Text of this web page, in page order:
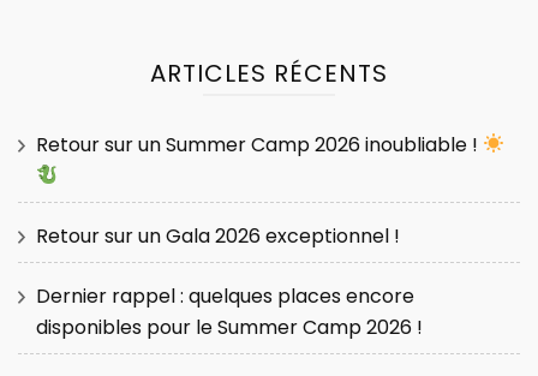
ARTICLES RÉCENTS
Retour sur un Summer Camp 2026 inoubliable !
Retour sur un Gala 2026 exceptionnel !
Dernier rappel : quelques places encore
disponibles pour le Summer Camp 2026 !